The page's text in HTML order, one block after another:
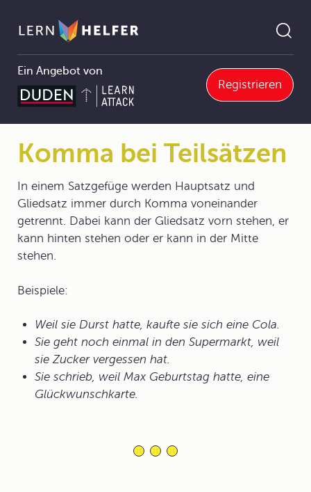
Ein Angebot von
Registrieren
Pfadnavigation
3 Grammatik und Rechtschreibung Komma bei Teilsätzen
Komma bei Teilsätzen
In einem Satzgefüge werden Hauptsatz und
Gliedsatz immer durch Komma voneinander
getrennt. Dabei kann der Gliedsatz vorn stehen, er
kann hinten stehen oder er kann in der Mitte
stehen.
Beispiele:
Weil sie Durst hatte, kaufte sie sich eine Cola.
Sie geht noch einmal in den Supermarkt, weil
sie Zucker vergessen hat.
Sie schrieb, weil Max Geburtstag hatte, eine
Glückwunschkarte.